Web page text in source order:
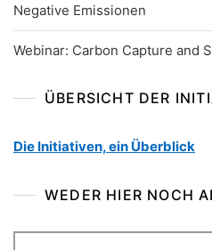
Negative Emissionen
Webinar: Carbon Capture and
ÜBERSICHT DER
Die Initiativen, ein Überblick
WEDER HIER NOCH